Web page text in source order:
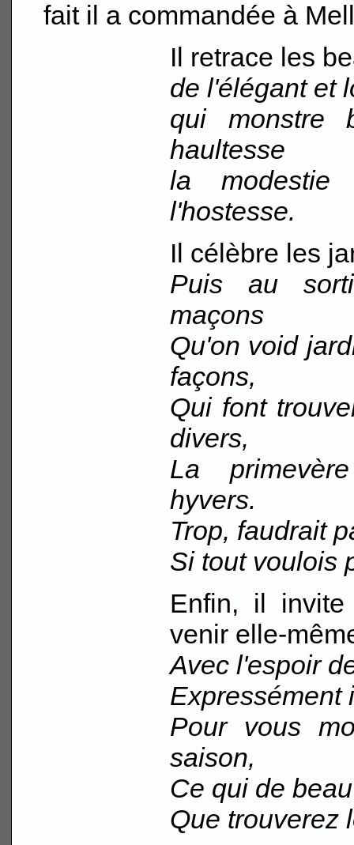
fait il a commandée à
Il retrace les
de l'élégant et
qui monstre
haultesse
la
l'hostesse.
Il célèbre les
Puis au
maçons
Qu'on void
façons,
Qui font
divers,
La
hyvers.
Trop, faudrait
Si tout voulois
Enfin, il
venir elle-
Avec l'espoir
Expressément
Pour vous
saison,
Ce qui de
Que trouverez